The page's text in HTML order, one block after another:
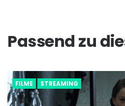
Passend zu
FILME STREAMING